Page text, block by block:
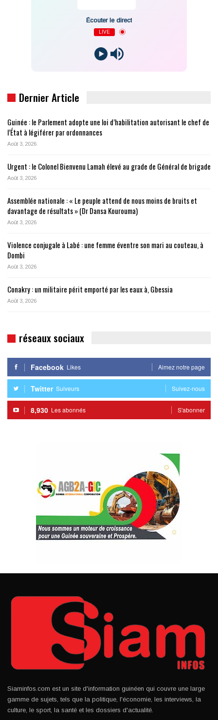
Écouter le direct
LIVE
Dernier Article
Guinée : le Parlement adopte une loi d’habilitation autorisant le chef de
l’État à légiférer par ordonnances
Août 3, 2026
Urgent : le Colonel Bienvenu Lamah élevé au grade de Général de brigade
Août 3, 2026
Assemblée nationale : « Le peuple attend de nous moins de bruits et
davantage de résultats » (Dr Dansa Kourouma)
Août 3, 2026
Violence conjugale à Labé : une femme éventre son mari au couteau, à
Dombi
Août 3, 2026
Conakry : un militaire périt emporté par les eaux à, Gbessia
Août 3, 2026
réseaux sociaux
Facebook Likes Aimez notre page
Twitter Suiveurs Suivez-nous
8,930 Les abonnés S'abonner
Siaminfos.com est un site d'information guinéen qui couvre une large
gamme de sujets, tels que la politique, l'économie, les interviews, la
culture, le sport, la santé et les dossiers d'actualité.